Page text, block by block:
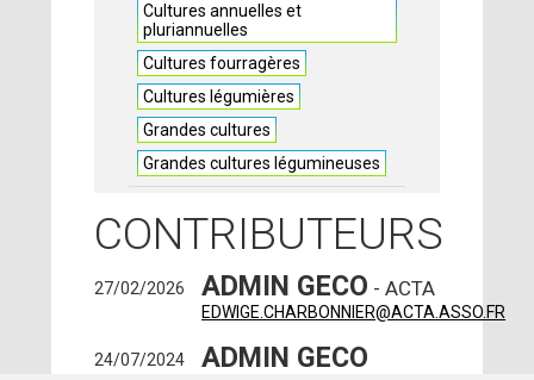
Cultures annuelles et
pluriannuelles
Cultures fourragères
Cultures légumières
Grandes cultures
Grandes cultures légumineuses
CONTRIBUTEURS
27/02/2026 ADMIN GECO - ACTA
EDWIGE.CHARBONNIER@ACTA.ASSO.FR
24/07/2024 ADMIN GECO